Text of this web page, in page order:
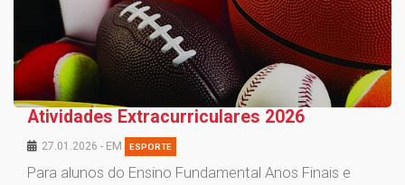
Atividades Extracurriculares 2026
27.01.2026 - EM ESPORTE
Para alunos do Ensino Fundamental Anos Finais e